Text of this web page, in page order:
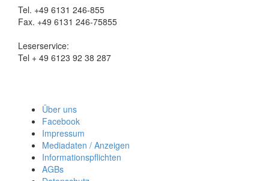
Tel. +49 6131 246-855
Fax. +49 6131 246-75855
Leserservice:
Tel + 49 6123 92 38 287
Über uns
Facebook
Impressum
Mediadaten / Anzeigen
Informationspflichten
AGBs